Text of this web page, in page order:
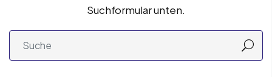
Suchformular unten.